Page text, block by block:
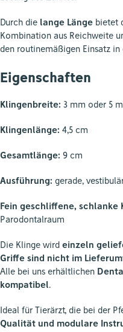
Durch die lange Länge bietet
Kombination aus Reichweite
den routinemäßigen Einsatz
Eigenschaften
Klingenbreite: 3 mm oder 5
Klingenlänge: 4,5 cm
Gesamtlänge: 9 cm
Ausführung: gerade,
Fein geschliffene, schlanke
Parodontalraum
Die Klinge wird einzeln
Griffe sind nicht im
Alle bei uns erhältlichen
kompatibel.
Ideal für Tierärzt, die bei der
Qualität und modulare